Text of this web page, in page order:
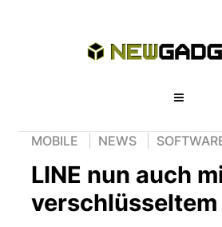
MOBILE NEWS
LINE nun auch
verschlüsseltem